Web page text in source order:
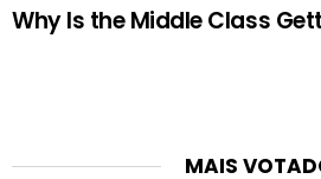
Why Is the Middle Class
MAIS